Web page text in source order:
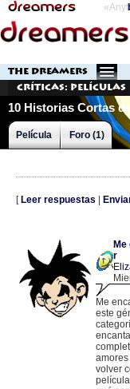
THE DREAMERS
Críticas: Películas
10 Historias Cortas
Película Foro (1)
[ Leer respuestas
r
Me
este
volver